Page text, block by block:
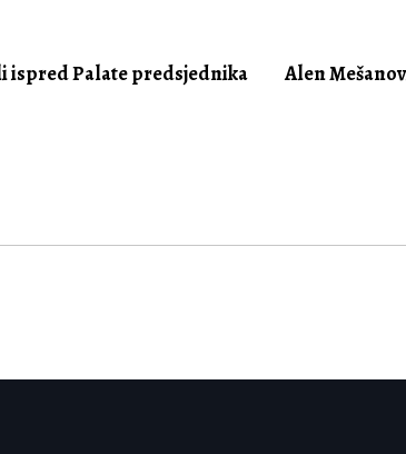
ispred Palate predsjednika
Alen